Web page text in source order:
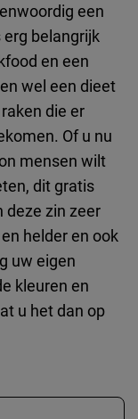
een
belangrijk
en een
wel een dieet
die er
Of u nu
mensen wilt
dit gratis
deze zin zeer
helder en ook
uw eigen
kleuren en
u het dan op